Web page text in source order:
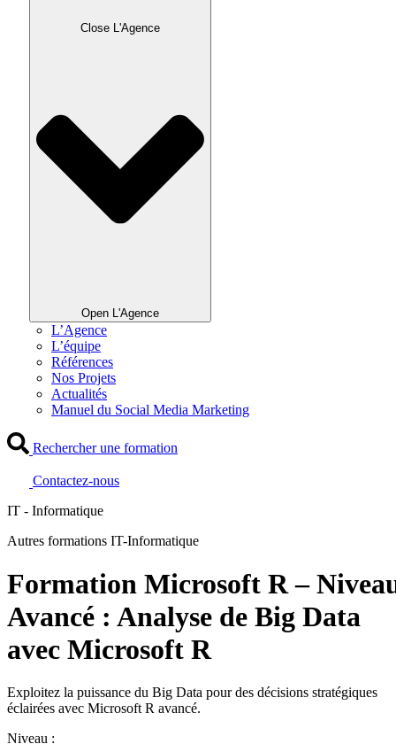
Close L'Agence
Open L'Agence
L’Agence
L’équipe
Références
Nos Projets
Actualités
Manuel du Social Media Marketing
Rechercher une formation
Contactez-nous
IT - Informatique
Autres formations IT-Informatique
Formation Microsoft R –
Avancé : Analyse de Big Data
avec Microsoft R
Exploitez la puissance du Big Data pour des décisions stratégiques
éclairées avec Microsoft R avancé.
Niveau :